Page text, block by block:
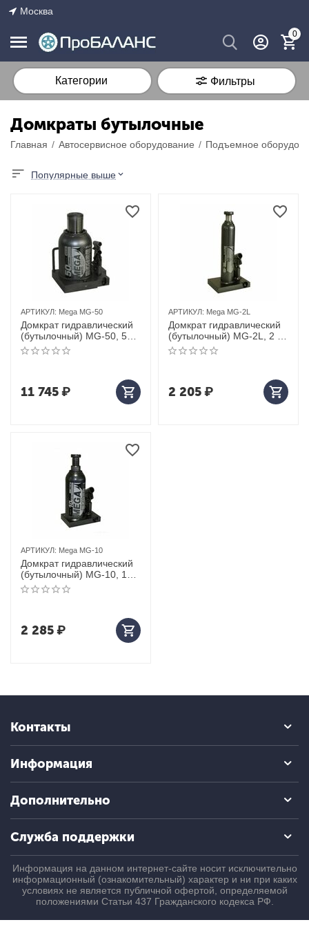
Москва
0
Категории Фильтры
Домкраты бутылочные
Главная / Автосервисное оборудование / Подъемное
Популярные выше
АРТИКУЛ: Mega MG-50
Домкрат гидравлический
(бутылочный) MG-50, 50т
MEGA
11 745₽
АРТИКУЛ: Mega MG-2L
Домкрат гидравлический
(бутылочный) MG-2L, 2 т
MEGA
2 205₽
АРТИКУЛ: Mega MG-10
Домкрат гидравлический
(бутылочный) MG-10, 10 т
MEGA
2 285₽
Контакты
Информация
Дополнительно
Служба поддержки
Информация на данном интернет-сайте носит исключительно
информационный (ознакомительный) характер и ни при каких
условиях не является публичной офертой, определяемой
положениями Статьи 437 Гражданского кодекса РФ.